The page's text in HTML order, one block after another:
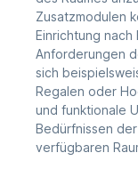
Zusatzmodulen
Einrichtung
Anforderungen
sich
Regalen oder
und funktionale
Bedürfnissen
verfügbaren